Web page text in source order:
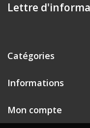
Lettre
Catégories
Informations
Mon compte